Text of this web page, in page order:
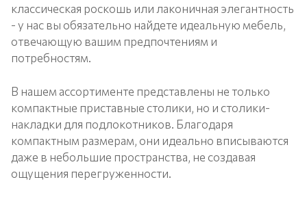
классическая роскошь или лаконичная элегантность
- у нас вы обязательно найдете идеальную мебель,
отвечающую вашим предпочтениям и
потребностям.
В нашем ассортименте представлены не только
компактные приставные столики, но и столики-
накладки для подлокотников. Благодаря
компактным размерам, они идеально вписываются
даже в небольшие пространства, не создавая
ощущения перегруженности.